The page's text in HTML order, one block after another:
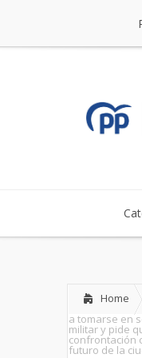
Home
a tomarse en
militar y pide
confrontación
futuro de la